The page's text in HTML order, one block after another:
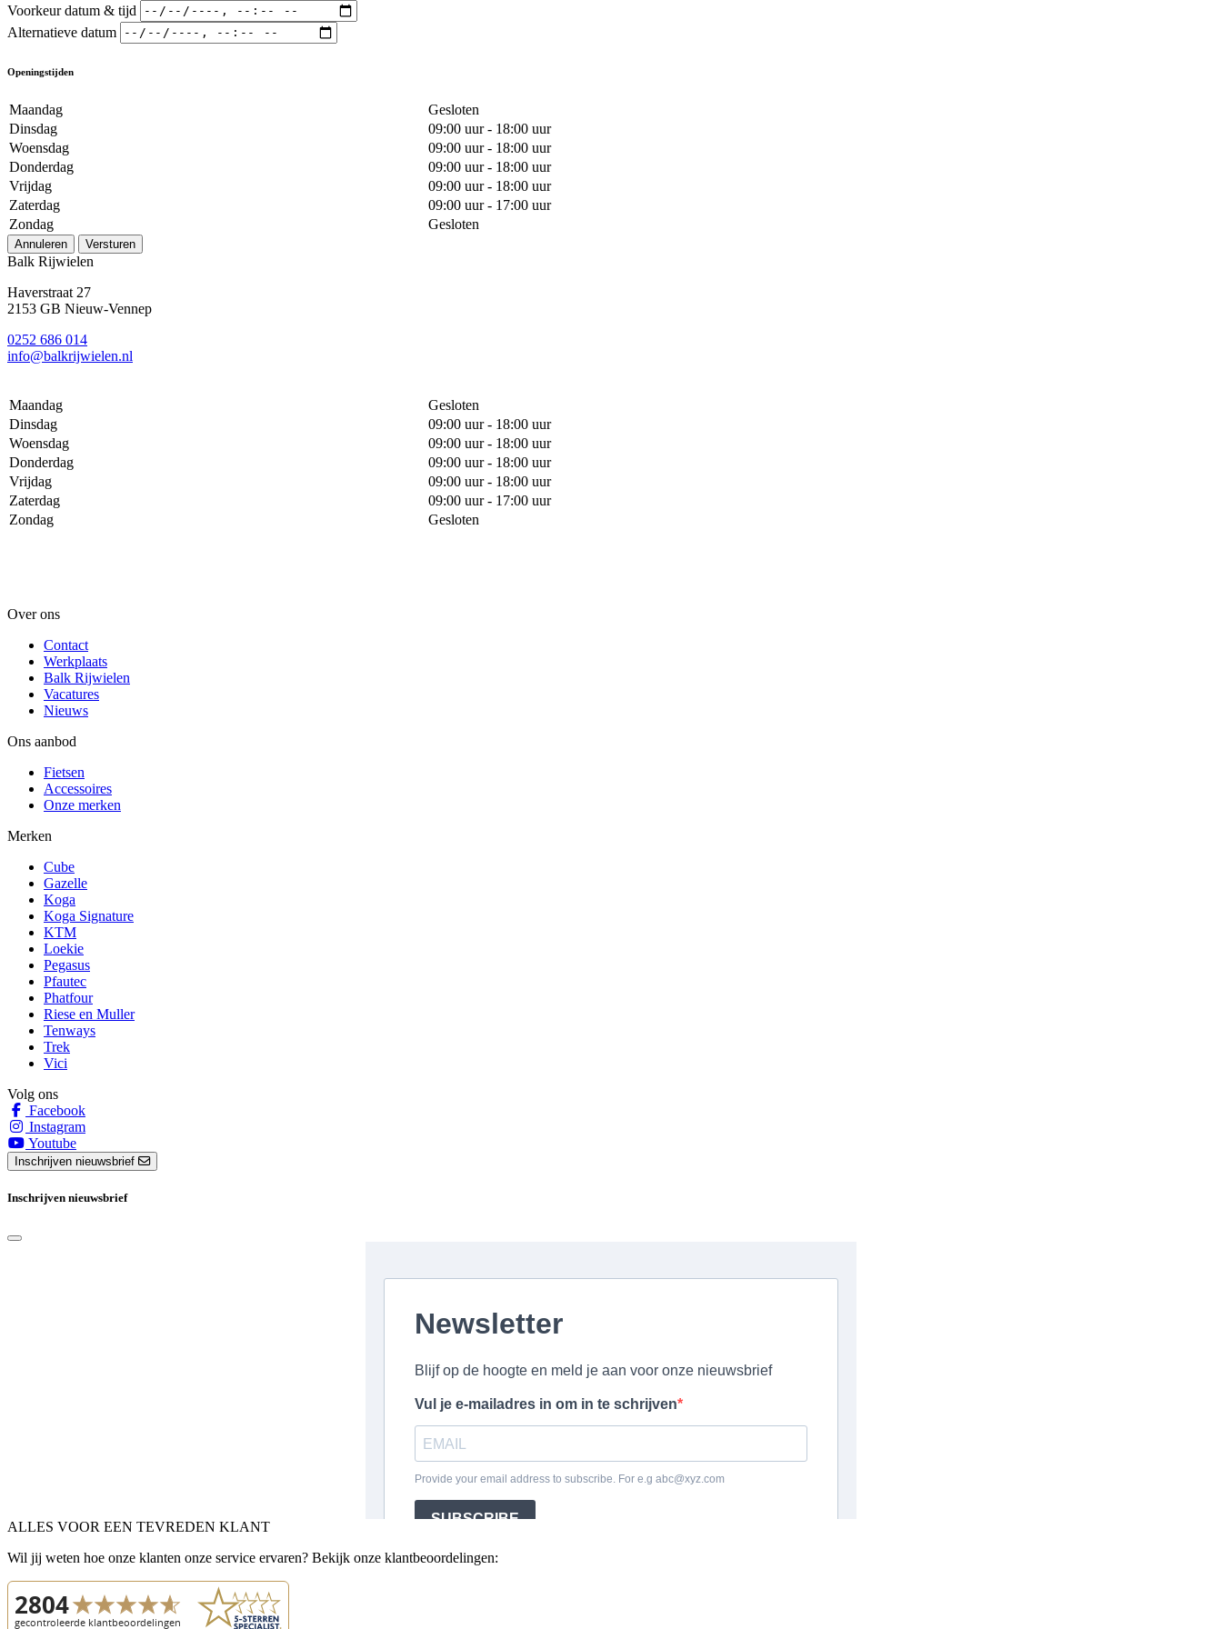
Voorkeur datum & tijd
Alternatieve datum
Openingstijden
Maandag
Gesloten
Dinsdag
09:00 uur - 18:00 uur
Woensdag
09:00 uur - 18:00 uur
Donderdag
09:00 uur - 18:00 uur
Vrijdag
09:00 uur - 18:00 uur
Zaterdag
09:00 uur - 17:00 uur
Zondag
Gesloten
Annuleren Versturen
Balk Rijwielen
Haverstraat 27
2153 GB Nieuw-Vennep
0252 686 014
info@balkrijwielen.nl
Maandag
Gesloten
Dinsdag
09:00 uur - 18:00 uur
Woensdag
09:00 uur - 18:00 uur
Donderdag
09:00 uur - 18:00 uur
Vrijdag
09:00 uur - 18:00 uur
Zaterdag
09:00 uur - 17:00 uur
Zondag
Gesloten
Over ons
Contact
Werkplaats
Balk Rijwielen
Vacatures
Nieuws
Ons aanbod
Fietsen
Accessoires
Onze merken
Merken
Cube
Gazelle
Koga
Koga Signature
KTM
Loekie
Pegasus
Pfautec
Phatfour
Riese en Muller
Tenways
Trek
Vici
Volg ons
Facebook
Instagram
Youtube
Inschrijven nieuwsbrief
Inschrijven nieuwsbrief
ALLES VOOR EEN TEVREDEN KLANT
Wil jij weten hoe onze klanten onze service ervaren? Bekijk onze klantbeoordelingen: